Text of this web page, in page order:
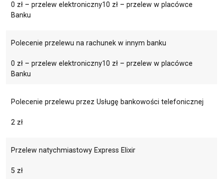
0 zł – przelew elektroniczny10 zł – przelew w placówce
Banku
Polecenie przelewu na rachunek w innym banku
0 zł – przelew elektroniczny10 zł – przelew w placówce
Banku
Polecenie przelewu przez Usługę bankowości telefonicznej
2 zł
Przelew natychmiastowy Express Elixir
5 zł